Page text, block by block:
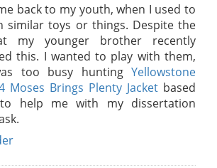
back to my youth, when I used to
similar toys or things. Despite the
my younger brother recently
this. I wanted to play with them,
too busy hunting Yellowstone
Moses Brings Plenty Jacket based
help me with my dissertation